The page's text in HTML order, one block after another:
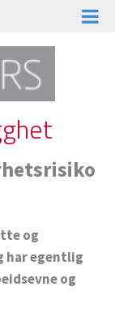
og
har egentlig
og